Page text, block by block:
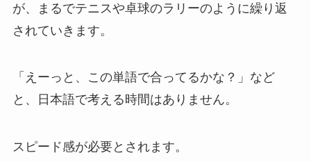
が、まるでテニスや卓球のラリーのように繰り返
されていきます。
「えーっと、この単語で合ってるかな？」など
と、日本語で考える時間はありません。
スピード感が必要とされます。